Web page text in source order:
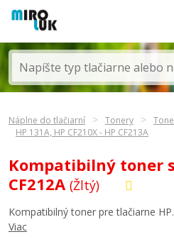
Náplne do tlačiarní Tonery
HP 131A, HP CF210X - HP CF213A
Kompatibilný toner s
CF212A (Žltý)
Kompatibilný toner pre tlačiarne HP.
Viac